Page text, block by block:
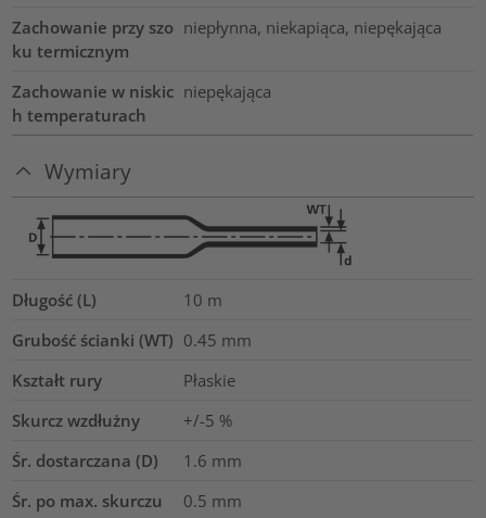
Zachowanie przy szo
ku termicznym
niepłynna, niekapiąca, niepękająca
Zachowanie w niskic
h temperaturach
niepękająca
Wymiary
Długość (L) 10 m
Grubość ścianki (WT) 0.45 mm
Kształt rury
Płaskie
Skurcz wzdłużny
+/-5 %
Śr. dostarczana (D)
1.6 mm
Śr. po max. skurczu
0.5 mm